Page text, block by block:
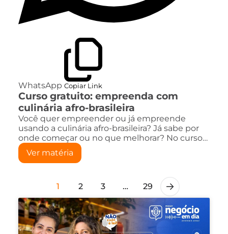
WhatsApp Copiar Link
Curso gratuito: empreenda com
culinária afro-brasileira
Você quer empreender ou já empreende
usando a culinária afro-brasileira? Já sabe por
onde começar ou no que melhorar? No curso…
Ver matéria
1 2 3 … 29